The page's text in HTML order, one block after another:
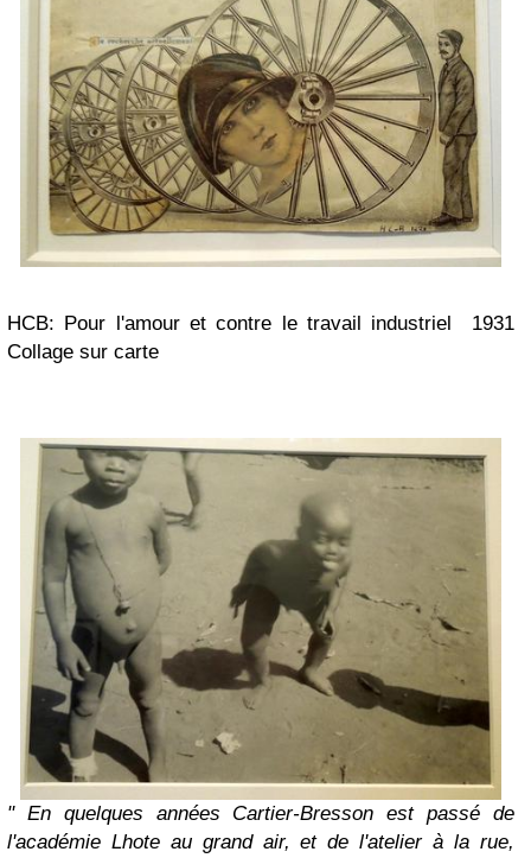
HCB: Pour l'amour et contre le travail industriel 1931
Collage sur carte
" En quelques années Cartier-Bresson est passé de
l'académie Lhote au grand air, et de l'atelier à la rue,